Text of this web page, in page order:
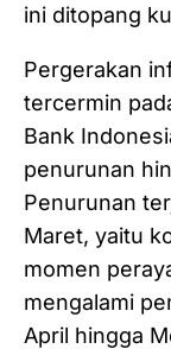
ini ditopang
Pergerakan
tercermin
Bank
penurunan
Penurunan
Maret, yaitu
momen
mengalami
April hingga